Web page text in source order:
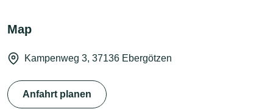
Map
Kampenweg 3, 37136 Ebergötzen
Anfahrt planen